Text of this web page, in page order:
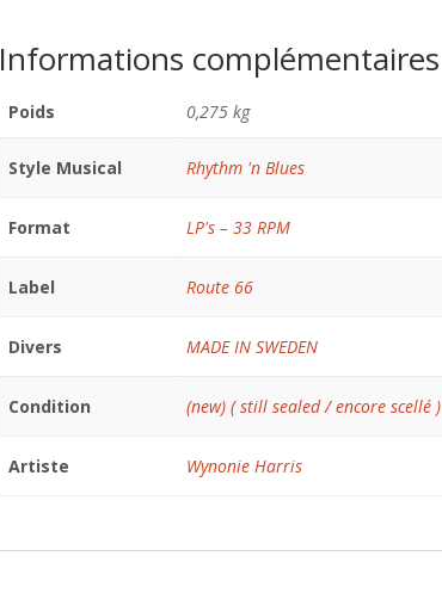
Informations complémentaires
Poids 0,275 kg
Style Musical Rhythm 'n Blues
Format LP's – 33 RPM
Label Route 66
Divers MADE IN SWEDEN
Condition (new) ( still sealed / encore scellé )
Artiste Wynonie Harris